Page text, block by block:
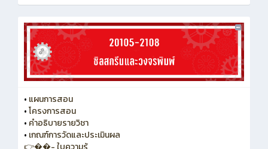
• แผนการสอน
•โครงการสอน
• คำอธิบายรายวิชา
• เกณฑ์การวัดและประเมินผล